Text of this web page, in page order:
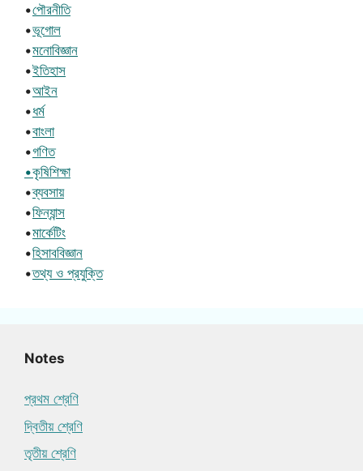
•পৌরনীতি
•ভূগোল
•মনোবিজ্ঞান
•ইতিহাস
•আইন
•ধর্ম
•বাংলা
•গণিত
•কৃষিশিক্ষা
•ব্যবসায়
•ফিন্যান্স
•মার্কেটিং
•হিসাববিজ্ঞান
•তথ্য ও প্রযুক্তি
Notes
প্রথম শ্রেণি
দ্বিতীয় শ্রেণি
তৃতীয় শ্রেণি